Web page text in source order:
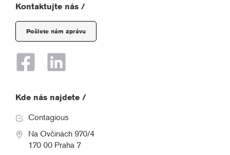
Kontaktujte nás /
Pošlete nám zprávu
Kde nás najdete /
Contagious
Na Ovčinách 970/4
170 00 Praha 7